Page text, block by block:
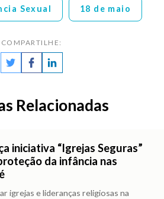
Sexual 18 de maio
COMPARTILHE:
Relacionadas
iniciativa “Igrejas Seguras”
da infância nas
igrejas e lideranças religiosas na